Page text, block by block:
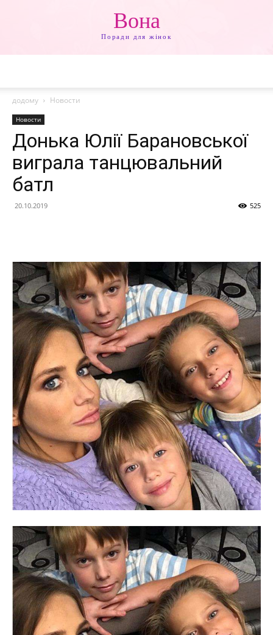
Вона
Поради для жінок
додому Новости
Новости
Донька Юлії Барановської
виграла танцювальний
батл
20.10.2019 525